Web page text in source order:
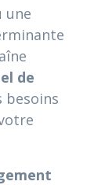
une
de
besoins